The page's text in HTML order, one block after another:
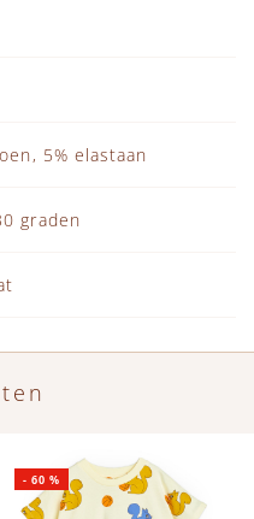
5% elastaan
graden
-60 %